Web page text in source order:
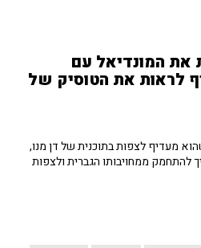
המונדיאל עם
לראות את הטוסיק של
מעדיף לצפות בתוכנית של דן מנו,
להתחמק ממחויבותו הגברית ולצפות